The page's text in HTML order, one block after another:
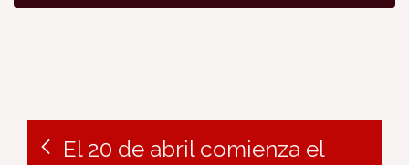
El 20 de abril comienza el